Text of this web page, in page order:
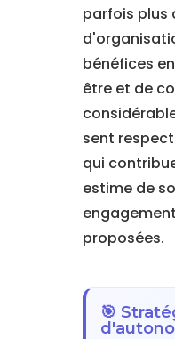
parfois plus
bénéfices
être et de
sent
qui
estime de
proposées.
🎯